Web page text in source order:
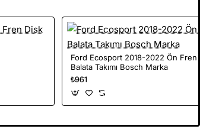
Ford Ecosport 2018-2022 Ön Fren
Balata Takımı Bosch Marka
₺961